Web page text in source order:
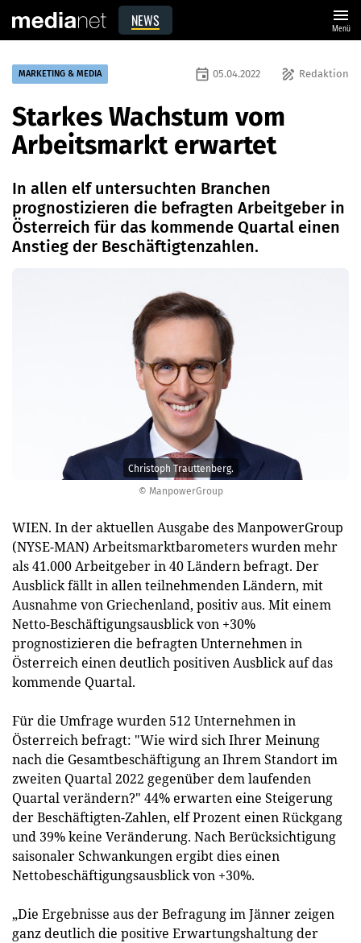
NEWS menu
Menü
© ManpowerGroup
Christoph Trauttenberg.
MARKETING & MEDIA draw Redaktion
event 05.04.2022
Starkes Wachstum vom
Arbeitsmarkt erwartet
In allen elf untersuchten Branchen
prognostizieren die befragten Arbeitgeber in
Österreich für das kommende Quartal einen
Anstieg der Beschäftigtenzahlen.
WIEN. In der aktuellen Ausgabe des ManpowerGroup
(NYSE-MAN) Arbeitsmarktbarometers wurden mehr
als 41.000 Arbeitgeber in 40 Ländern befragt. Der
Ausblick fällt in allen teilnehmenden Ländern, mit
Ausnahme von Griechenland, positiv aus. Mit einem
Netto-Beschäftigungsausblick von +30%
prognostizieren die befragten Unternehmen in
Österreich einen deutlich positiven Ausblick auf das
kommende Quartal.
Für die Umfrage wurden 512 Unternehmen in
Österreich befragt: "Wie wird sich Ihrer Meinung
nach die Gesamtbeschäftigung an Ihrem Standort im
zweiten Quartal 2022 gegenüber dem laufenden
Quartal verändern?" 44% erwarten eine Steigerung
der Beschäftigten-Zahlen, elf Prozent einen Rückgang
und 39% keine Veränderung. Nach Berücksichtigung
saisonaler Schwankungen ergibt dies einen
Nettobeschäftigungsausblick von +30%.
„Die Ergebnisse aus der Befragung im Jänner zeigen
ganz deutlich die positive Erwartungshaltung der